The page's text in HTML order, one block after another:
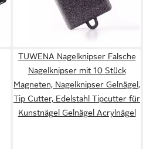
TUWENA Nagelknipser Falsche
Nagelknipser mit 10 Stück
Magneten, Nagelknipser Gelnägel,
Tip Cutter, Edelstahl Tipcutter für
Kunstnägel Gelnägel Acrylnägel